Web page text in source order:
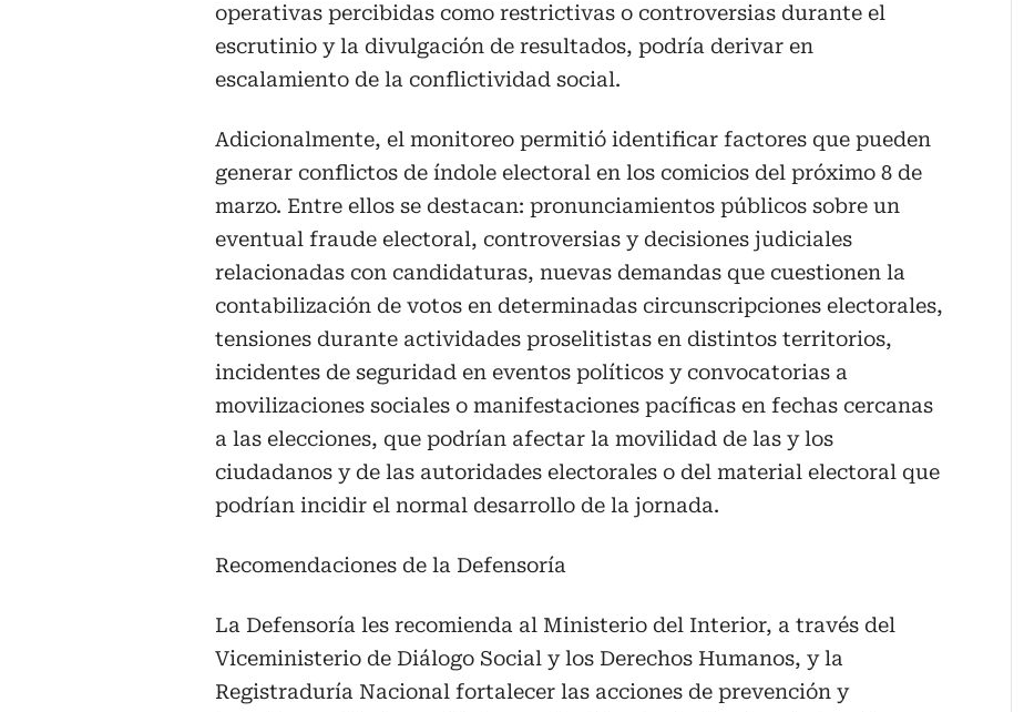
operativas percibidas como restrictivas o controversias durante el
escrutinio y la divulgación de resultados, podría derivar en
escalamiento de la conflictividad social.
Adicionalmente, el monitoreo permitió identificar factores que pueden
generar conflictos de índole electoral en los comicios del próximo 8 de
marzo. Entre ellos se destacan: pronunciamientos públicos sobre un
eventual fraude electoral, controversias y decisiones judiciales
relacionadas con candidaturas, nuevas demandas que cuestionen la
contabilización de votos en determinadas circunscripciones electorales,
tensiones durante actividades proselitistas en distintos territorios,
incidentes de seguridad en eventos políticos y convocatorias a
movilizaciones sociales o manifestaciones pacíficas en fechas cercanas
a las elecciones, que podrían afectar la movilidad de las y los
ciudadanos y de las autoridades electorales o del material electoral que
podrían incidir el normal desarrollo de la jornada.
Recomendaciones de la Defensoría
La Defensoría les recomienda al Ministerio del Interior, a través del
Viceministerio de Diálogo Social y los Derechos Humanos, y la
Registraduría Nacional fortalecer las acciones de prevención y